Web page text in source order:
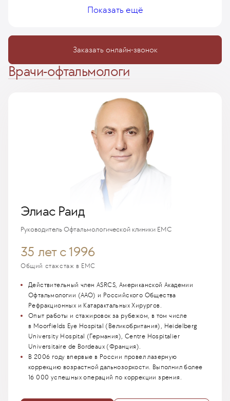
Лечение близорукости, дальнозоркости,
Лечение гемофтальма
Лечение глаукомы
Лечение заболеваний глаз и век
Лечение заболеваний сетчатки
Лечение отслойки сетчатки
Лечение синдрома красного глаза
Онлайн консультация врача
глаза
Стратегии лечения отека в центральной зоне
Факоэмульсификация катаракты глаза
Хирургическое лечение катаракты
Центр хирургии глаза EMC
Показать ещё
Заказать онлайн-звонок
Врачи-офтальмологи
Элиас Раид
Руководитель Офтальмологической клиники ЕМС
35 лет
Общий стаж
с 1996
стаж в EMC
Действительный член ASRCS, Американской Академии
Офтальмологии (AAO) и Российского Общества
Рефракционных и Катарактальных Хирургов.
Опыт работы и стажировок за рубежом, в том числе
в Moorfields Eye Hospital (Великобритания), Heidelberg
University Hospital (Германия), Centre Hospitalier
Universitaire de Bordeaux (Франция).
В 2006 году впервые в России провел лазерную
коррекцию возрастной дальнозоркости. Выполнил более
16 000 успешных операций по коррекции зрения.